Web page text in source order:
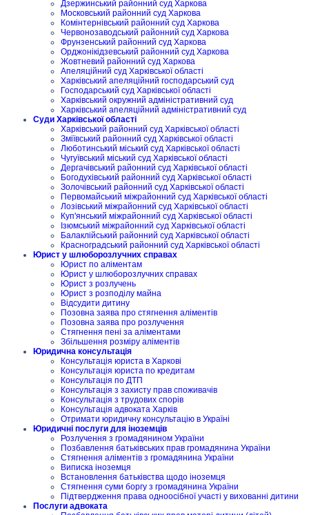
Дзержинський районний суд Харкова
Московський районний суд Харкова
Комінтернівський районний суд Харкова
Червонозаводський районний суд Харкова
Фрунзенський районний суд Харкова
Орджонікідзевський районний суд Харкова
Жовтневий районний суд Харкова
Апеляційний суд Харківської області
Харківський апеляційний господарський суд
Господарський суд Харківської області
Харківський окружний адміністративний суд
Харківський апеляційний адміністративний суд
Суди Харківської області
Харківський районний суд Харківської області
Зміївський районний суд Харківської області
Люботинський міський суд Харківської області
Чугуївський міський суд Харківської області
Дергачівський районний суд Харківської області
Богодухівський районний суд Харківської області
Золочівський районний суд Харківської області
Первомайський міжрайонний суд Харківської області
Лозівський міжрайонний суд Харківської області
Куп'янський міжрайонний суд Харківської області
Ізюмський міжрайонний суд Харківської області
Балаклійський районний суд Харківської області
Красноградський районний суд Харківської області
Юрист у шлюборозлучних справах
Юрист по аліментам
Юрист у шлюборозлучних справах
Юрист з розлучень
Юрист з розподілу майна
Відсудити дитину
Позовна заява про стягнення аліментів
Позовна заява про розлучення
Стягнення пені за аліментами
Збільшення розміру аліментів
Юридична консультація
Консультація юриста в Харкові
Консультація юриста по кредитам
Консультація по ДТП
Консультація з захисту прав споживачів
Консультація з трудових спорів
Консультація адвоката Харків
Отримати юридичну консультацію в Україні
Юридичні послуги для іноземців
Розлучення з громадянином України
Позбавлення батьківських прав громадянина України
Стягнення аліментів з громадянина України
Виписка іноземця
Встановлення батьківства щодо іноземця
Стягнення суми боргу з громадянина України
Підтвердження права одноосібної участі у вихованні дитини
Послуги адвоката